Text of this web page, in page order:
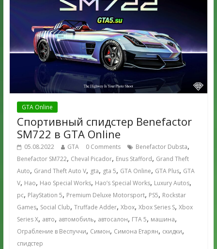
GTA Online
Спортивный спидстер Benefactor
SM722 в GTA Online
05.08.2022 GTA 0 Comments Benefactor Dubsta,
Benefactor SM722, Cheval Picador, Enus Stafford, Grand Theft
Auto, Grand Theft Auto V, gta, gta 5, GTA Online, GTA Plus, GTA
V, Hao, Hao Special Works, Hao’s Special Works, Luxury Autos,
pc, PlayStation 5, Premium Deluxe Motorsport, PS5, Rockstar
Games, Social Club, Truffade Adder, Xbox, Xbox Series S, Xbox
Series X, авто, автомобиль, автосалон, ГТА 5, машина,
Ограбление в Веспуччи, Симон, Симона Етарян, скидки,
спидстер